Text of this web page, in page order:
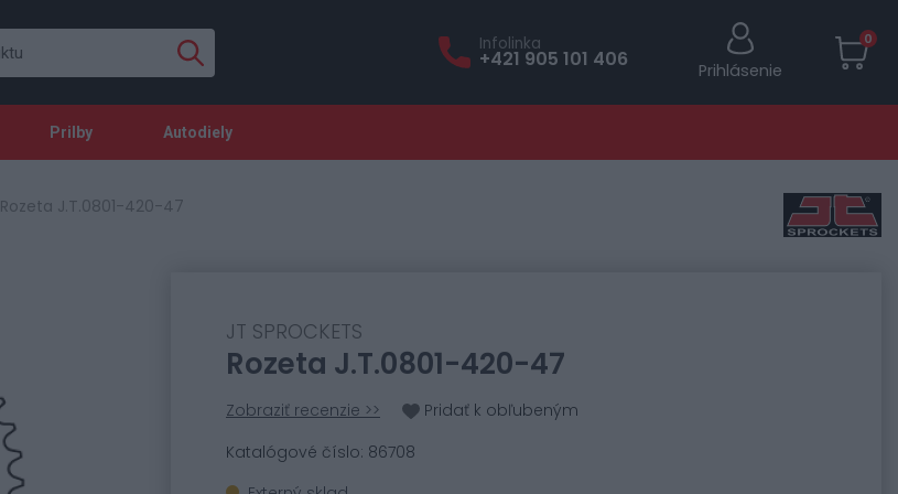
Infolinka
+421 905 101 406 Prihlásenie
0
Prilby Autodiely
Rozeta J.T.0801-420-47
JT SPROCKETS
Rozeta J.T.0801-420-47
Zobraziť recenzie >>
Pridať k obľubeným
Katalógové číslo: 86708